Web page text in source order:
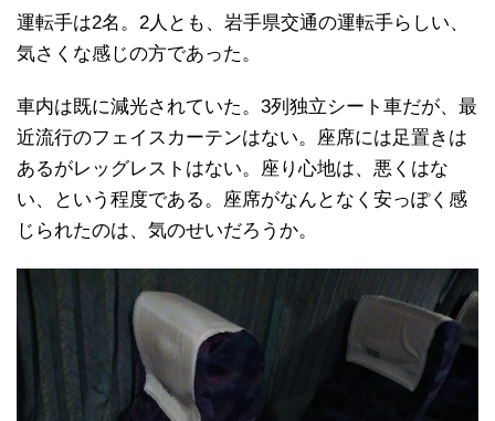
運転手は2名。2人とも、岩手県交通の運転手らしい、
気さくな感じの方であった。
車内は既に減光されていた。3列独立シート車だが、最
近流行のフェイスカーテンはない。座席には足置きは
あるがレッグレストはない。座り心地は、悪くはな
い、という程度である。座席がなんとなく安っぽく感
じられたのは、気のせいだろうか。